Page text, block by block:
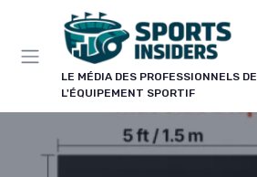
LE MÉDIA DES PROFESSIONNELS DE
L'ÉQUIPEMENT SPORTIF
Panneau de gestion des cookies